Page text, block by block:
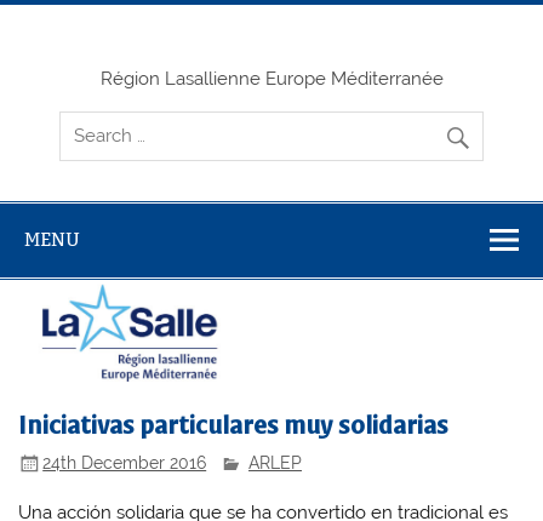
Skip
Région Lasallienne Europe Méditerranée
MENU
Iniciativas particulares muy solidarias
24th December 2016 ARLEP
Una acción solidaria que se ha convertido en tradicional es